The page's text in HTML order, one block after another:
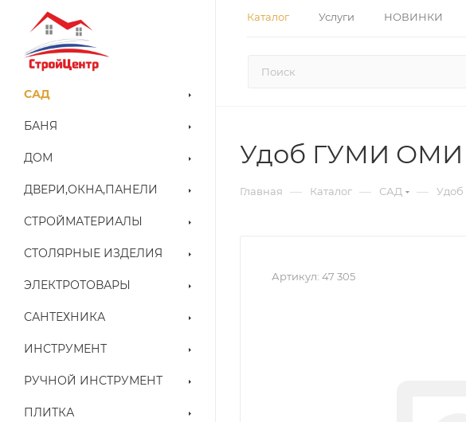
Каталог Услуги НОВИНКИ
САД
БАНЯ
ДОМ
ДВЕРИ,ОКНА,ПАНЕЛИ
СТРОЙМАТЕРИАЛЫ
СТОЛЯРНЫЕ ИЗДЕЛИЯ
ЭЛЕКТРОТОВАРЫ
САНТЕХНИКА
ИНСТРУМЕНТ
РУЧНОЙ ИНСТРУМЕНТ
ПЛИТКА
Удоб ГУМИ ОМИ
Главная — Каталог — САД —
Артикул: 47 305